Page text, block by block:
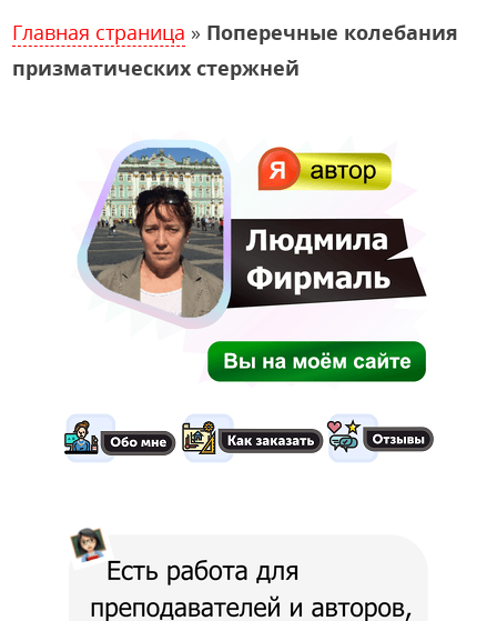
Главная страница » Поперечные колебания
призматических стержней